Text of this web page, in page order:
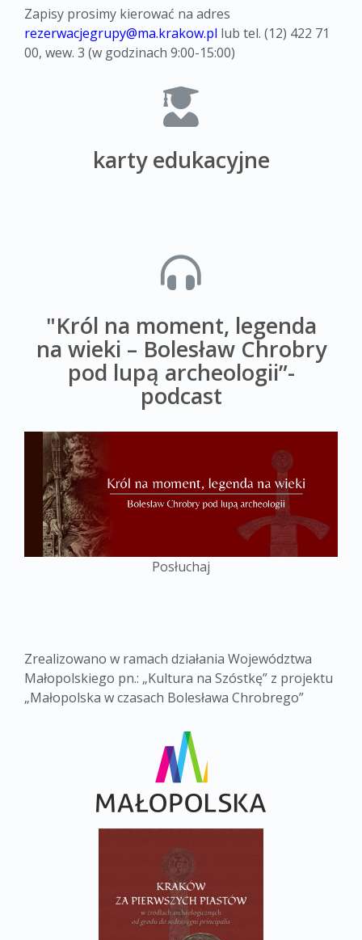
Zapisy prosimy kierować na adres
rezerwacjegrupy@ma.krakow.pl lub tel. (12) 422 71
00, wew. 3 (w godzinach 9:00-15:00)
karty edukacyjne
"Król na moment, legenda
na wieki – Bolesław Chrobry
pod lupą archeologii”-
podcast
Posłuchaj
Zrealizowano w ramach działania Województwa
Małopolskiego pn.: „Kultura na Szóstkę” z projektu
„Małopolska w czasach Bolesława Chrobrego”